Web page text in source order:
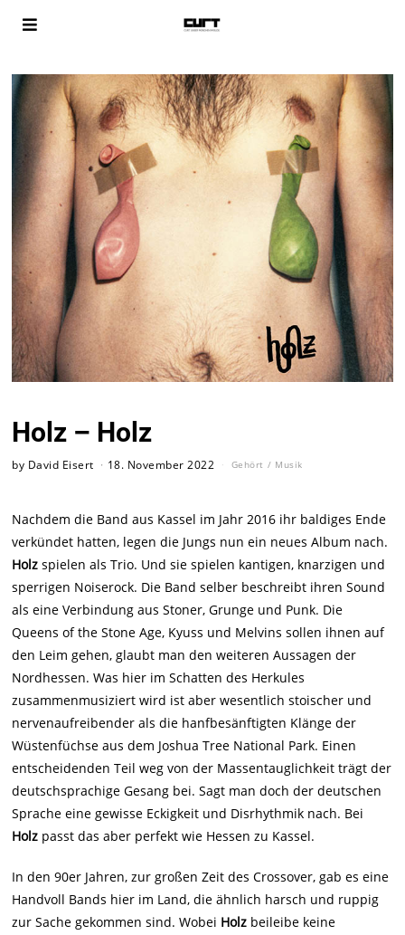
Holz – Holz
by David Eisert 18. November 2022 Gehört / Musik
Nachdem die Band aus Kassel im Jahr 2016 ihr baldiges Ende
verkündet hatten, legen die Jungs nun ein neues Album nach.
Holz spielen als Trio. Und sie spielen kantigen, knarzigen und
sperrigen Noiserock. Die Band selber beschreibt ihren Sound
als eine Verbindung aus Stoner, Grunge und Punk. Die
Queens of the Stone Age, Kyuss und Melvins sollen ihnen auf
den Leim gehen, glaubt man den weiteren Aussagen der
Nordhessen. Was hier im Schatten des Herkules
zusammenmusiziert wird ist aber wesentlich stoischer und
nervenaufreibender als die hanfbesänftigten Klänge der
Wüstenfüchse aus dem Joshua Tree National Park. Einen
entscheidenden Teil weg von der Massentauglichkeit trägt der
deutschsprachige Gesang bei. Sagt man doch der deutschen
Sprache eine gewisse Eckigkeit und Disrhythmik nach. Bei
Holz passt das aber perfekt wie Hessen zu Kassel.
In den 90er Jahren, zur großen Zeit des Crossover, gab es eine
Handvoll Bands hier im Land, die ähnlich harsch und ruppig
zur Sache gekommen sind. Wobei Holz beileibe keine